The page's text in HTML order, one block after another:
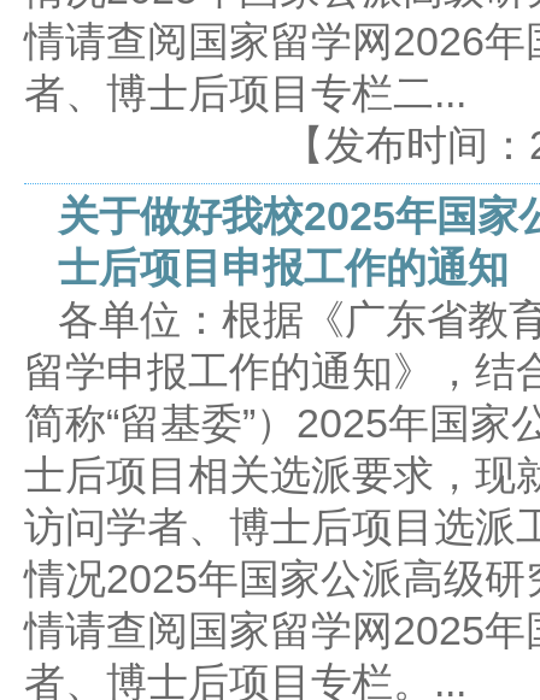
情请查阅国家留学网2026
者、博士后项目专栏二...
【发布时间
关于做好我校2025年国家
士后项目申报工作的通知
各单位：根据《广东省教
留学申报工作的通知》，结
简称“留基委”）2025年国
士后项目相关选派要求，现
访问学者、博士后项目选派
情况2025年国家公派高级
情请查阅国家留学网2025
者、博士后项目专栏。...